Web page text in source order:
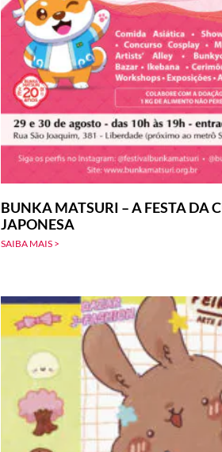
BUNKA MATSURI – A FESTA DA
JAPONESA
SAIBA MAIS >